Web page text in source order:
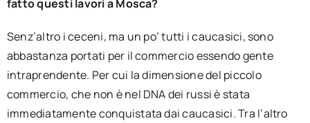
fatto questi lavori a Mosca?
Senz’altro i ceceni, ma un po’ tutti i caucasici, sono
abbastanza portati per il commercio essendo gente
intraprendente. Per cui la dimensione del piccolo
commercio, che non è nel DNA dei russi è stata
immediatamente conquistata dai caucasici. Tra l’altro